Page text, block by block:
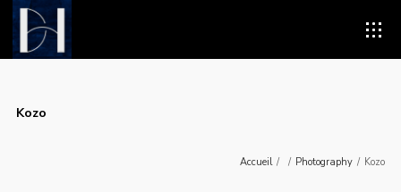
Kozo
Accueil / / Photography / Kozo